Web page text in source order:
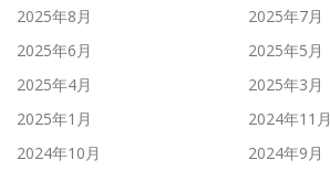
2025年8月
2025年7月
2025年6月
2025年5月
2025年4月
2025年3月
2025年1月
2024年11月
2024年10月
2024年9月